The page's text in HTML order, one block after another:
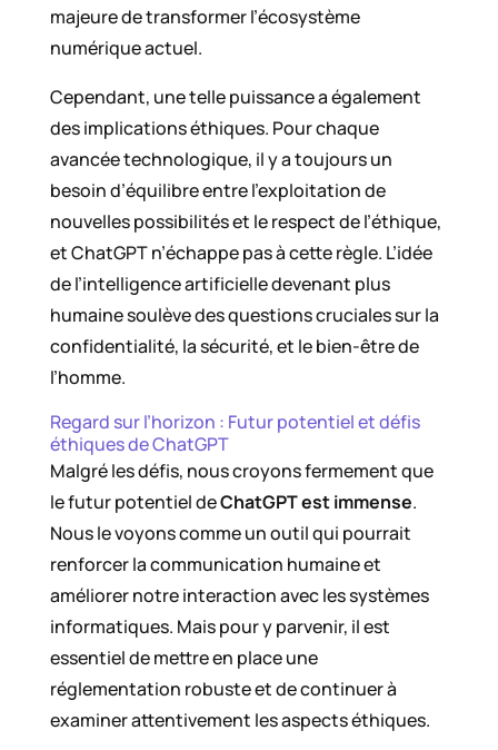
majeure de transformer l’écosystème
numérique actuel.
Cependant, une telle puissance a également
des implications éthiques. Pour chaque
avancée technologique, il y a toujours un
besoin d’équilibre entre l’exploitation de
nouvelles possibilités et le respect de l’éthique,
et ChatGPT n’échappe pas à cette règle. L’idée
de l’intelligence artificielle devenant plus
humaine soulève des questions cruciales sur la
confidentialité, la sécurité, et le bien-être de
l’homme.
Regard sur l’horizon : Futur potentiel et défis
éthiques de ChatGPT
Malgré les défis, nous croyons fermement que
le futur potentiel deChatGPT est immense.
Nous le voyons comme un outil qui pourrait
renforcer la communication humaine et
améliorer notre interaction avec les systèmes
informatiques. Mais pour y parvenir, il est
essentiel de mettre en place une
réglementation robuste et de continuer à
examiner attentivement les aspects éthiques.